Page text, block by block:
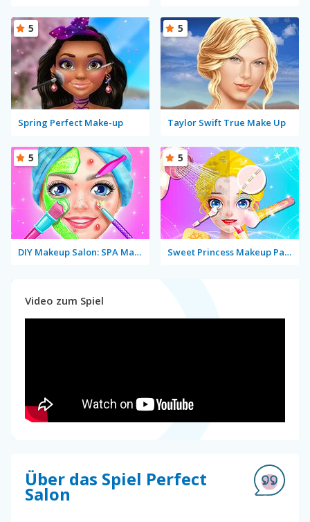
Spring Perfect Make-up
5
Taylor Swift True Make Up
5
DIY Makeup Salon: SPA Makeover Studio
5
Sweet Princess Makeup Party
5
Video zum Spiel
Über das Spiel Perfect
Salon